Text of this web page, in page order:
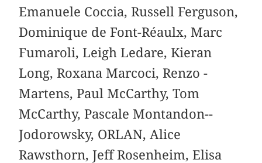
Emanuele Coccia, ­Russell ­Ferguson,
­Dominique de Font-­Réaulx, Marc
Fumaroli, Leigh Ledare, Kieran
Long, Roxana Marcoci, Renzo ­
Martens, Paul ­McCarthy, Tom
McCarthy, Pascale Montandon-­
Jodorowsky, ­ORLAN, Alice
Rawsthorn, Jeff Rosenheim, ­Elisa